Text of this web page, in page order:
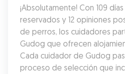
¡Absolutamente! Con 109
reservados y 12 opiniones
de perros, los cuidadores
Gudog que ofrecen
Cada cuidador de Gudog
proceso de selección que